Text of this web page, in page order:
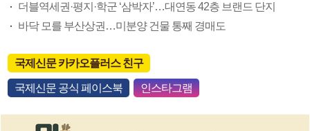
더블역세권·평지·학군 ‘삼박자’…대연동 42층 브랜드 단지
바닥 모를 부산상권…미분양 건물 통째 경매도
국제신문 카카오플러스 친구
국제신문 공식 페이스북 인스타그램